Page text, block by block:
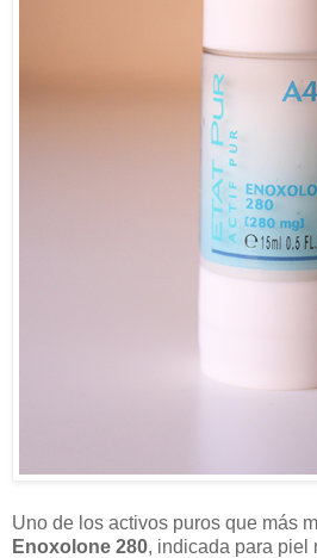
Uno de los activos puros que más
Enoxolone 280, indicada para piel